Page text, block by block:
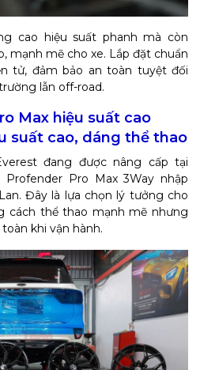
cao hiệu suất phanh mà còn
mạnh mẽ cho xe. Lắp đặt chuẩn
tử, đảm bảo an toàn tuyệt đối
lẫn off-road.
Max hiệu suất cao
suất cao, dáng thể thao
đang được nâng cấp tại
Profender Pro Max 3Way nhập
Đây là lựa chọn lý tưởng cho
cách thể thao mạnh mẽ nhưng
khi vận hành.